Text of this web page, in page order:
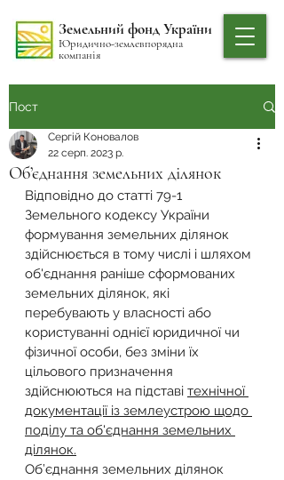
Земельний фонд України
Юридично-землевпорядна
компанія
Пост
Обʼєднання земельних ділянок
Сергій Коновалов
22 серп. 2023 р.
Відповідно до статті 79-1
Земельного кодексу України
формування земельних ділянок
здійснюється в тому числі і шляхом
об'єднання раніше сформованих
земельних ділянок, які
перебувають у власності або
користуванні однієї юридичної чи
фізичної особи, без зміни їх
цільового призначення
здійснюються на підставі технічної
документації із землеустрою щодо
поділу та об'єднання земельних
ділянок.
Об’єднання земельних ділянок